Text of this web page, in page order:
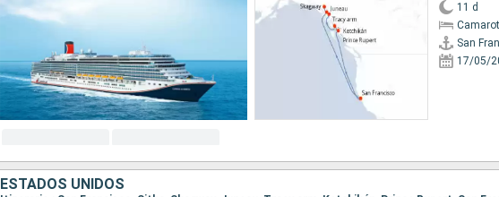
11 d
San
17/05/
ESTADOS UNIDOS